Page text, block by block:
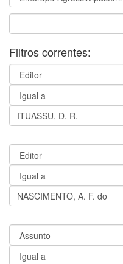
Filtros correntes: